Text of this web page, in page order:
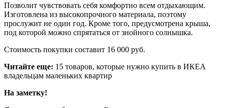
Позволит чувствовать себя комфортно всем отдыхающим.
Изготовлена из высокопрочного материала, поэтому
прослужит не один год. Кроме того, предусмотрена крыша,
под которой можно спрятаться от знойного солнышка.
Стоимость покупки составит 16 000 руб.
Читайте еще: 15 товаров, которые нужно купить в ИКЕА
владельцам маленьких квартир
На заметку!